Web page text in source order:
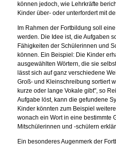
können jedoch, wie Lehrkräfte
Kinder über- oder unterfordert mit
Im Rahmen der Fortbildung soll
werden. Die Idee ist, die Aufgaben
Fähigkeiten der Schülerinnen und
können. Ein Beispiel: Die Kinder
ausgewählten Wörtern, die sie
lässt sich auf ganz verschiedene
Groß- und Kleinschreibung sortiert
kurze oder lange Vokale gibt", so
Aufgabe löst, kann die gefundene
Kinder könnten zum Beispiel
wonach ein Wort in eine bestimmte
Mitschülerinnen und -schülern
Ein besonderes Augenmerk der